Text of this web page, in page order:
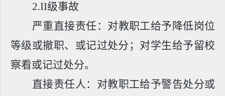
2.II级事故
严重直接责任：对教职工给予降低岗位
等级或撤职、或记过处分；对学生给予留校
察看或记过处分。
直接责任人：对教职工给予警告处分或